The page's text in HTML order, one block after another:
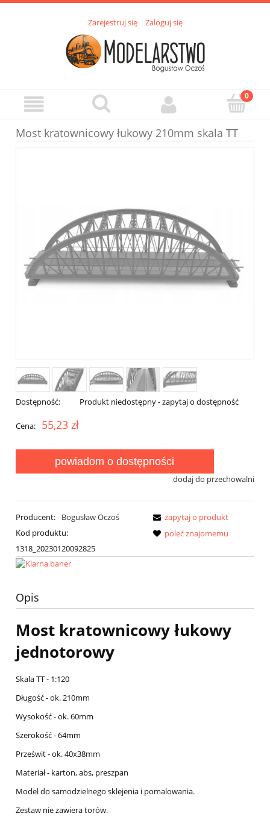
Zarejestruj się Zaloguj się
Most kratownicowy łukowy 210mm skala TT
Dostępność: Produkt niedostępny - zapytaj o dostępność
Cena: 55,23 zł
powiadom o dostępności
dodaj do przechowalni
Producent:
Bogusław Oczoś
Kod produktu:
1318_20230120092825
zapytaj o produkt
poleć znajomemu
Opis
Most kratownicowy łukowy
jednotorowy
Skala TT - 1:120
Długość - ok. 210mm
Wysokość - ok. 60mm
Szerokość - 64mm
Prześwit - ok. 40x38mm
Materiał - karton, abs, preszpan
Model do samodzielnego sklejenia i pomalowania.
Zestaw nie zawiera torów.